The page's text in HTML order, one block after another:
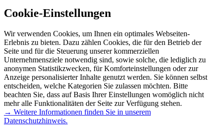
Cookie-Einstellungen
Wir verwenden Cookies, um Ihnen ein optimales Webseiten-
Erlebnis zu bieten. Dazu zählen Cookies, die für den Betrieb der
Seite und für die Steuerung unserer kommerziellen
Unternehmensziele notwendig sind, sowie solche, die lediglich zu
anonymen Statistikzwecken, für Komforteinstellungen oder zur
Anzeige personalisierter Inhalte genutzt werden. Sie können selbst
entscheiden, welche Kategorien Sie zulassen möchten. Bitte
beachten Sie, dass auf Basis Ihrer Einstellungen womöglich nicht
mehr alle Funktionalitäten der Seite zur Verfügung stehen.
→ Weitere Informationen finden Sie in unserem
Datenschutzhinweis.